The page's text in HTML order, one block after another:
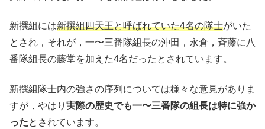
新撰組には新撰組四天王と呼ばれていた4名の隊士がいた
とされ，それが，一〜三番隊組長の沖田，永倉，斉藤に八
番隊組長の藤堂を加えた4名だったとされています。
新撰組隊士内の強さの序列については様々な意見がありま
すが，やはり 実際の歴史でも一〜三番隊の組長は特に強か
ったとされています。